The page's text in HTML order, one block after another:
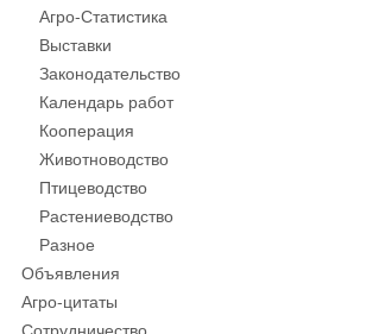
Агро-Статистика
Выставки
Законодательство
Календарь работ
Кооперация
Животноводство
Птицеводство
Растениеводство
Разное
Объявления
Агро-цитаты
Сотрудничество